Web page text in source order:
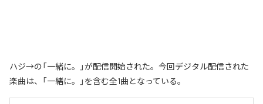
ハジ→の「一緒に。」が配信開始された。今回デジタル配信された
楽曲は、「一緒に。」を含む全1曲となっている。